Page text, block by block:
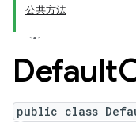
公共方法
Default
public class